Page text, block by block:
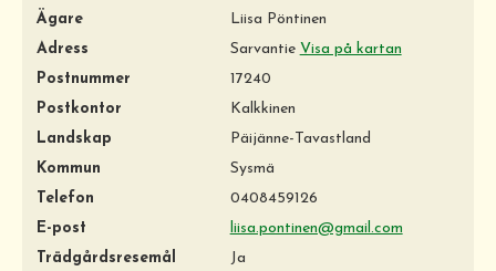
Ägare
Liisa Pöntinen
Adress
Sarvantie Visa på kartan
Postnummer
17240
Postkontor
Kalkkinen
Landskap
Päijänne-Tavastland
Kommun
Sysmä
Telefon
0408459126
E-post
liisa.pontinen@gmail.com
Trädgårdsresemål
Ja